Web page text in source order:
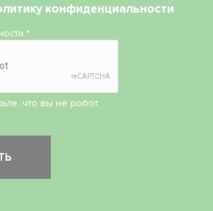
конфиденциальности
*
что вы не робот.